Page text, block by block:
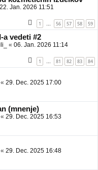
22. Jan. 2026 11:51
1 … 56 57 58 59
a vedeti #2
« 06. Jan. 2026 11:14
1 81 82 83 84
« 29. Dec. 2025 17:00
(mnenje)
« 29. Dec. 2025 16:53
« 29. Dec. 2025 16:48